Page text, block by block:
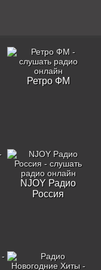
Ретро ФМ
NJOY Радио
Россия